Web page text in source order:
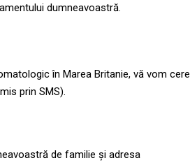
dumneavoastră.
în Marea Britanie, vă vom cere
prin SMS).
de familie și adresa